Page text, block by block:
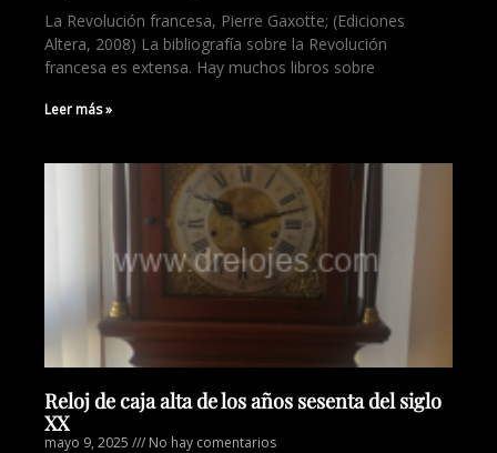
La Revolución francesa, Pierre Gaxotte; (Ediciones
Altera, 2008) La bibliografía sobre la Revolución
francesa es extensa. Hay muchos libros sobre
Leer más »
Reloj de caja alta de los años sesenta del siglo
XX
mayo 9, 2025 No hay comentarios